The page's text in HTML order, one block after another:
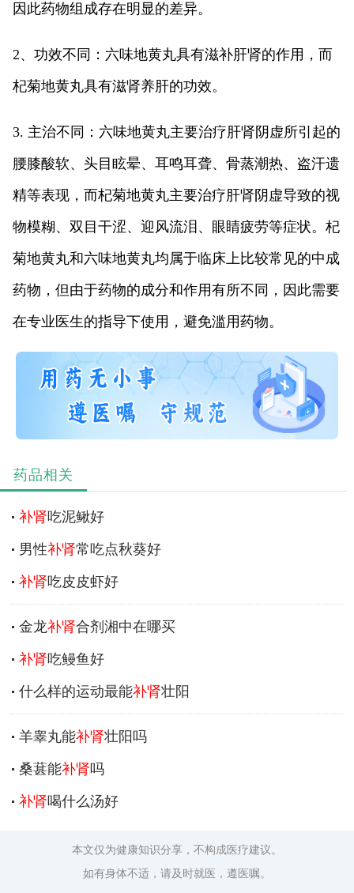
因此药物组成存在明显的差异。
2、功效不同：六味地黄丸具有滋补肝肾的作用，而
杞菊地黄丸具有滋肾养肝的功效。
3. 主治不同：六味地黄丸主要治疗肝肾阴虚所引起的
腰膝酸软、头目眩晕、耳鸣耳聋、骨蒸潮热、盗汗遗
精等表现，而杞菊地黄丸主要治疗肝肾阴虚导致的视
物模糊、双目干涩、迎风流泪、眼睛疲劳等症状。杞
菊地黄丸和六味地黄丸均属于临床上比较常见的中成
药物，但由于药物的成分和作用有所不同，因此需要
在专业医生的指导下使用，避免滥用药物。
药品相关
补肾吃泥鳅好
男性补肾常吃点秋葵好
补肾吃皮皮虾好
金龙补肾合剂湘中在哪买
补肾吃鳗鱼好
什么样的运动最能补肾壮阳
羊睾丸能补肾壮阳吗
桑葚能补肾吗
补肾喝什么汤好
本文仅为健康知识分享，不构成医疗建议。
如有身体不适，请及时就医，遵医嘱。